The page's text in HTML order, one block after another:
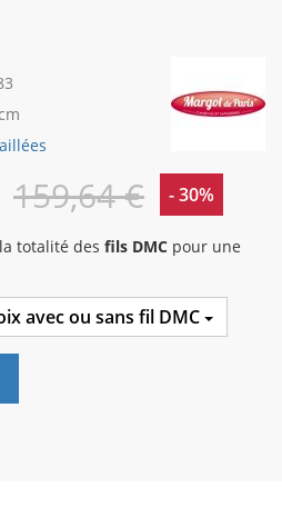
159,64 € - 30%
totalité des fils DMC pour une
avec ou sans fil DMC